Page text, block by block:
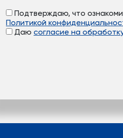
Подтверждаю, что
Политикой
Даю согласие на